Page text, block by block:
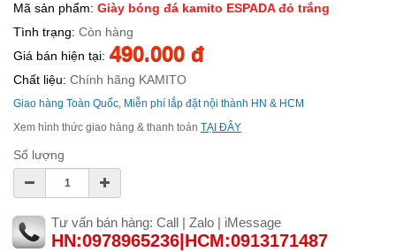
Mã sản phẩm: Giày bóng đá kamito ESPADA đỏ trắng
Tình trạng: Còn hàng
Giá bán hiện tại: 490.000 đ
Chất liệu: Chính hãng KAMITO
Giao hàng Toàn Quốc, Miễn phí lắp đặt nội thành HN & HCM
Xem hình thức giao hàng & thanh toán TẠI ĐÂY
Số lượng
Tư vấn bán hàng: Call | Zalo | iMessage
HN:0978965236|HCM:0913171487